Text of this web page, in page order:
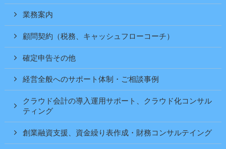
業務案内
顧問契約（税務、キャッシュフローコーチ）
確定申告その他
経営全般へのサポート体制・ご相談事例
クラウド会計の導入運用サポート、クラウド化コンサル
ティング
創業融資支援、資金繰り表作成・財務コンサルテイング